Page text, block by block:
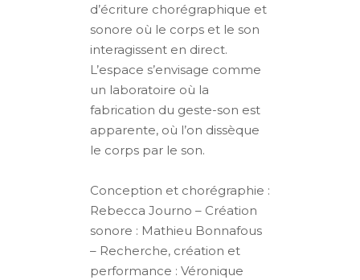
d’écriture chorégraphique et
sonore où le corps et le son
interagissent en direct.
L’espace s’envisage comme
un laboratoire où la
fabrication du geste-son est
apparente, où l’on dissèque
le corps par le son.
Conception et chorégraphie :
Rebecca Journo – Création
sonore : Mathieu Bonnafous
– Recherche, création et
performance : Véronique